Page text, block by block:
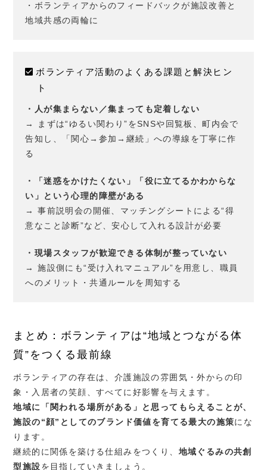
・ボランティアからのフィードバックが施設改善と
地域共感の両輪に
ボランティア活動のよくある課題と解決ヒン
ト
・人が集まらない／集まっても定着しない
→ まずは“ゆるい関わり”をSNSや回覧板、町内会で
告知し、「関心→参加→継続」への導線を丁寧に作
る
・「迷惑をかけたくない」「役に立てるかわからな
い」という心理的障壁がある
→ 事前説明会の開催、マッチングシートによる“得
意なこと診断”など、安心して入れる設計が必要
・現場スタッフが歓迎できる体制が整っていない
→ 施設側にも“受け入れマニュアル”を用意し、職員
へのメリット・共通ルールを周知する
まとめ：ボランティアは“地域とつながる体
質”をつくる最前線
ボランティアの存在は、介護施設の雰囲気・外からの印
象・入居者の笑顔、すべてに好影響を与えます。
地域に「関われる場所がある」と思ってもらえることが、
施設の“顔”としてのブランド価値を育てる最大の施策にな
ります。
継続的に関係を築ける仕組みをつくり、 地域ぐるみの共創
型施設を目指していきましょう。